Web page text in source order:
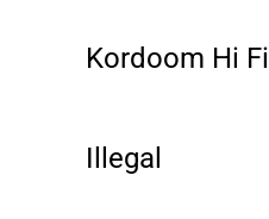
Kordoom Hi Fi
Illegal